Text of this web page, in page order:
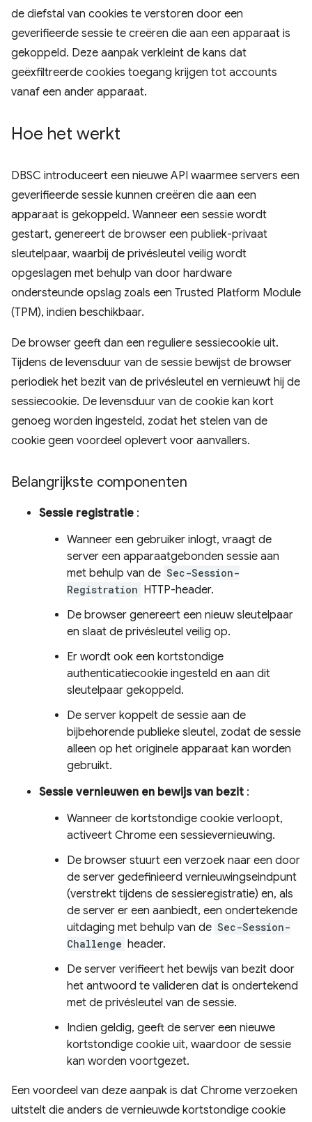
de diefstal van cookies te verstoren door een
geverifieerde sessie te creëren die aan een apparaat is
gekoppeld. Deze aanpak verkleint de kans dat
geëxfiltreerde cookies toegang krijgen tot accounts
vanaf een ander apparaat.
Hoe het werkt
DBSC introduceert een nieuwe API waarmee servers een
geverifieerde sessie kunnen creëren die aan een
apparaat is gekoppeld. Wanneer een sessie wordt
gestart, genereert de browser een publiek-privaat
sleutelpaar, waarbij de privésleutel veilig wordt
opgeslagen met behulp van door hardware
ondersteunde opslag zoals een Trusted Platform Module
(TPM), indien beschikbaar.
De browser geeft dan een reguliere sessiecookie uit.
Tijdens de levensduur van de sessie bewijst de browser
periodiek het bezit van de privésleutel en vernieuwt hij de
sessiecookie. De levensduur van de cookie kan kort
genoeg worden ingesteld, zodat het stelen van de
cookie geen voordeel oplevert voor aanvallers.
Belangrijkste componenten
Sessie registratie :
Wanneer een gebruiker inlogt, vraagt ​​de
server een apparaatgebonden sessie aan
met behulp van de Sec-Session-
Registration HTTP-header.
De browser genereert een nieuw sleutelpaar
en slaat de privésleutel veilig op.
Er wordt ook een kortstondige
authenticatiecookie ingesteld en aan dit
sleutelpaar gekoppeld.
De server koppelt de sessie aan de
bijbehorende publieke sleutel, zodat de sessie
alleen op het originele apparaat kan worden
gebruikt.
Sessie vernieuwen en bewijs van bezit :
Wanneer de kortstondige cookie verloopt,
activeert Chrome een sessievernieuwing.
De browser stuurt een verzoek naar een door
de server gedefinieerd vernieuwingseindpunt
(verstrekt tijdens de sessieregistratie) en, als
de server er een aanbiedt, een ondertekende
uitdaging met behulp van de Sec-Session-
Challenge header.
De server verifieert het bewijs van bezit door
het antwoord te valideren dat is ondertekend
met de privésleutel van de sessie.
Indien geldig, geeft de server een nieuwe
kortstondige cookie uit, waardoor de sessie
kan worden voortgezet.
Een voordeel van deze aanpak is dat Chrome verzoeken
uitstelt die anders de vernieuwde kortstondige cookie